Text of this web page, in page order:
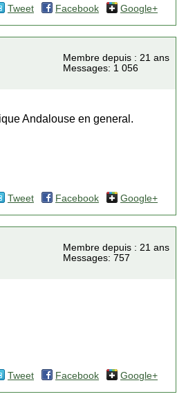
Tweet Facebook Google+
Membre depuis : 21 ans
Messages: 1 056
Andalouse en general.
Tweet Facebook Google+
Membre depuis : 21 ans
Messages: 757
Tweet Facebook Google+